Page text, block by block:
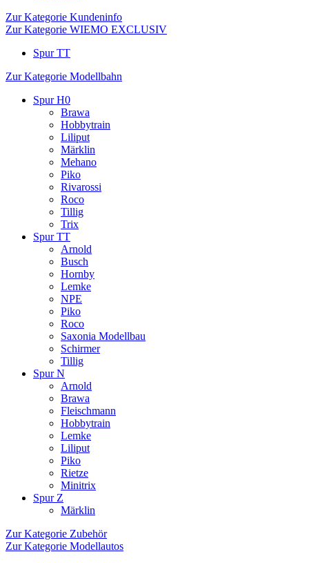
Zur Kategorie Kundeninfo
Zur Kategorie WIEMO EXCLUSIV
Spur TT
Zur Kategorie Modellbahn
Spur H0
Brawa
Hobbytrain
Liliput
Märklin
Mehano
Piko
Rivarossi
Roco
Tillig
Trix
Spur TT
Arnold
Busch
Hornby
Lemke
NPE
Piko
Roco
Saxonia Modellbau
Schirmer
Tillig
Spur N
Arnold
Brawa
Fleischmann
Hobbytrain
Lemke
Liliput
Piko
Rietze
Minitrix
Spur Z
Märklin
Zur Kategorie Zubehör
Zur Kategorie Modellautos